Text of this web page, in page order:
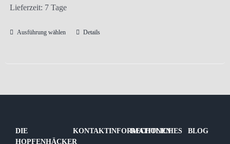
Lieferzeit: 7 Tage
Ausführung wählen
Dieses
Optionen
Details
DIE
HOPFENHÄCKER
KONTAKTINFORMATIONEN
RECHTLICHES BLOG